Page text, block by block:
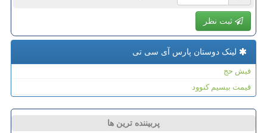
ثبت نظر
لینک دوستان پارس آی سی تی
فیش حج
قیمت بیسیم کنوود
پربیننده ترین ها